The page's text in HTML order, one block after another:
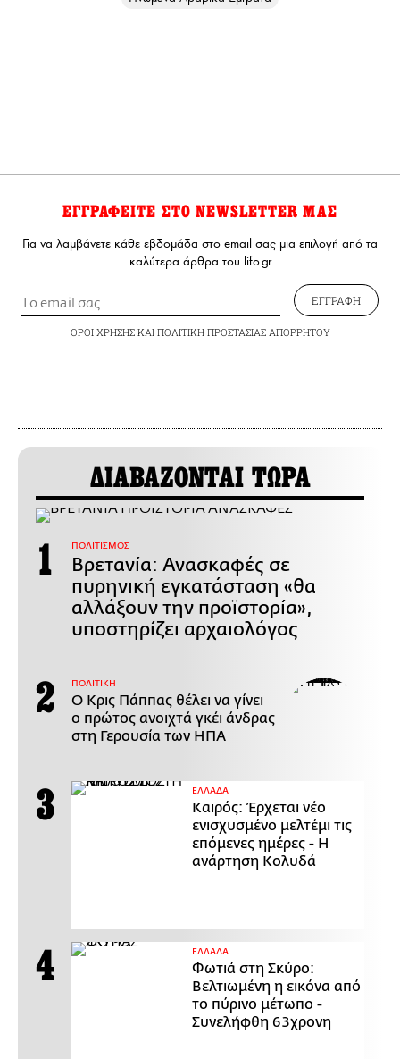
ΕΓΓΡΑΦΕΙΤΕ ΣΤΟ NEWSLETTER ΜΑΣ
Για να λαμβάνετε κάθε εβδομάδα στο email σας μια επιλογή από τα
καλύτερα άρθρα του lifo.gr
ΕΓΓΡΑΦΗ
ΟΡΟΙ ΧΡΗΣΗΣΚΑΙ ΠΟΛΙΤΙΚΗ ΠΡΟΣΤΑΣΙΑΣ ΑΠΟΡΡΗΤΟΥ
ΔΙΑΒΑΖΟΝΤΑΙ ΤΩΡΑ
ΠΟΛΙΤΙΣΜΟΣ
Βρετανία: Ανασκαφές σε
πυρηνική εγκατάσταση «θα
αλλάξουν την προϊστορία»,
υποστηρίζει αρχαιολόγος
ΠΟΛΙΤΙΚΗ
Ο Κρις Πάππας θέλει να γίνει
ο πρώτος ανοιχτά γκέι άνδρας
στη Γερουσία των ΗΠΑ
ΕΛΛΑΔΑ
Καιρός: Έρχεται νέο
ενισχυσμένο μελτέμι τις
επόμενες ημέρες - Η
ανάρτηση Κολυδά
ΕΛΛΑΔΑ
Φωτιά στη Σκύρο:
Βελτιωμένη η εικόνα από
το πύρινο μέτωπο -
Συνελήφθη 63χρονη